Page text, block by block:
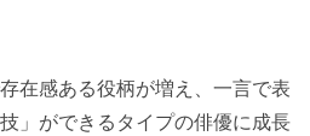
在感ある役柄が増え、一言で表
」ができるタイプの俳優に成長